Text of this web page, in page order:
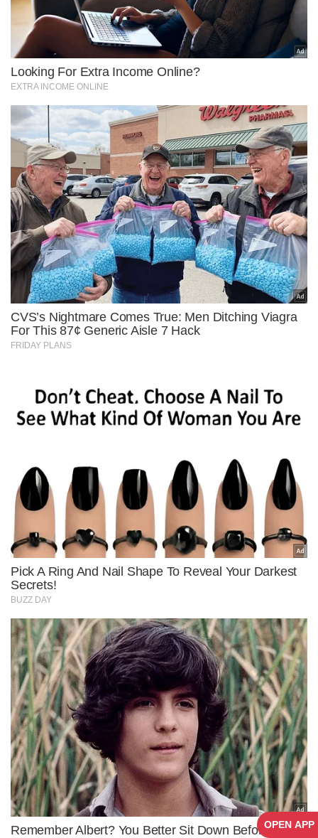
OPEN APP